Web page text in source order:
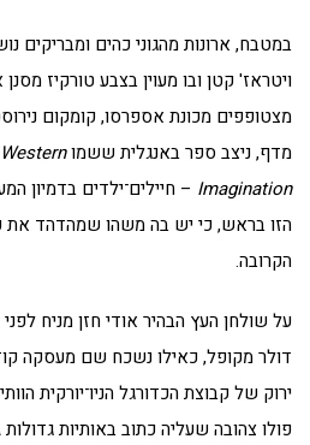
במטבח, ארונות מהגוני כהים ומבריקים
ויטראז' קטן ובו מעוין בצבע טורקיז
מצטופפים מכונת אספרסו, קומקום
מדף, ניצב ספר באנגלית ששמו
Imagination – חיילים־ילדים בדמיון
הזו בראש, כי יש בה משהו שמהדהד
הקרובה.
על שולחן העץ הבהיר אודי חזן מניח
דולר מקופל, כאילו נשכח שם מעסקה
ירוק של קבוצת הכדורגל הניו־יורקית